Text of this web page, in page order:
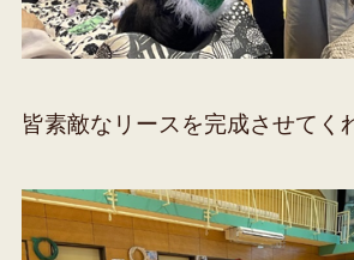
皆素敵なリースを完成させてく